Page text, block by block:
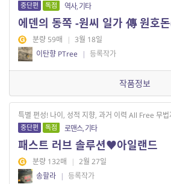
중단편 독점 역사, 기타
에덴의 동쪽 -원씨 일가 傳 원호
분량 59매 | 3월 18일
이탄향 PTree
| 등록작가
작품정보
특별 편성! 나이, 성적 지향, 과거 이력 All Free 무
중단편 독점 로맨스, 기타
패스트 러브 솔루션♥아일랜드
분량 132매 | 2월 27일
송할라 | 등록작가